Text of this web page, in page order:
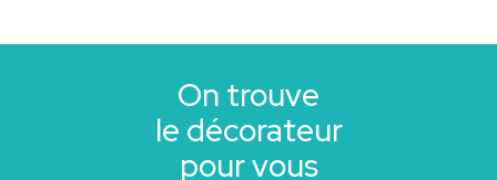
On trouve
le décorateur
pour vous